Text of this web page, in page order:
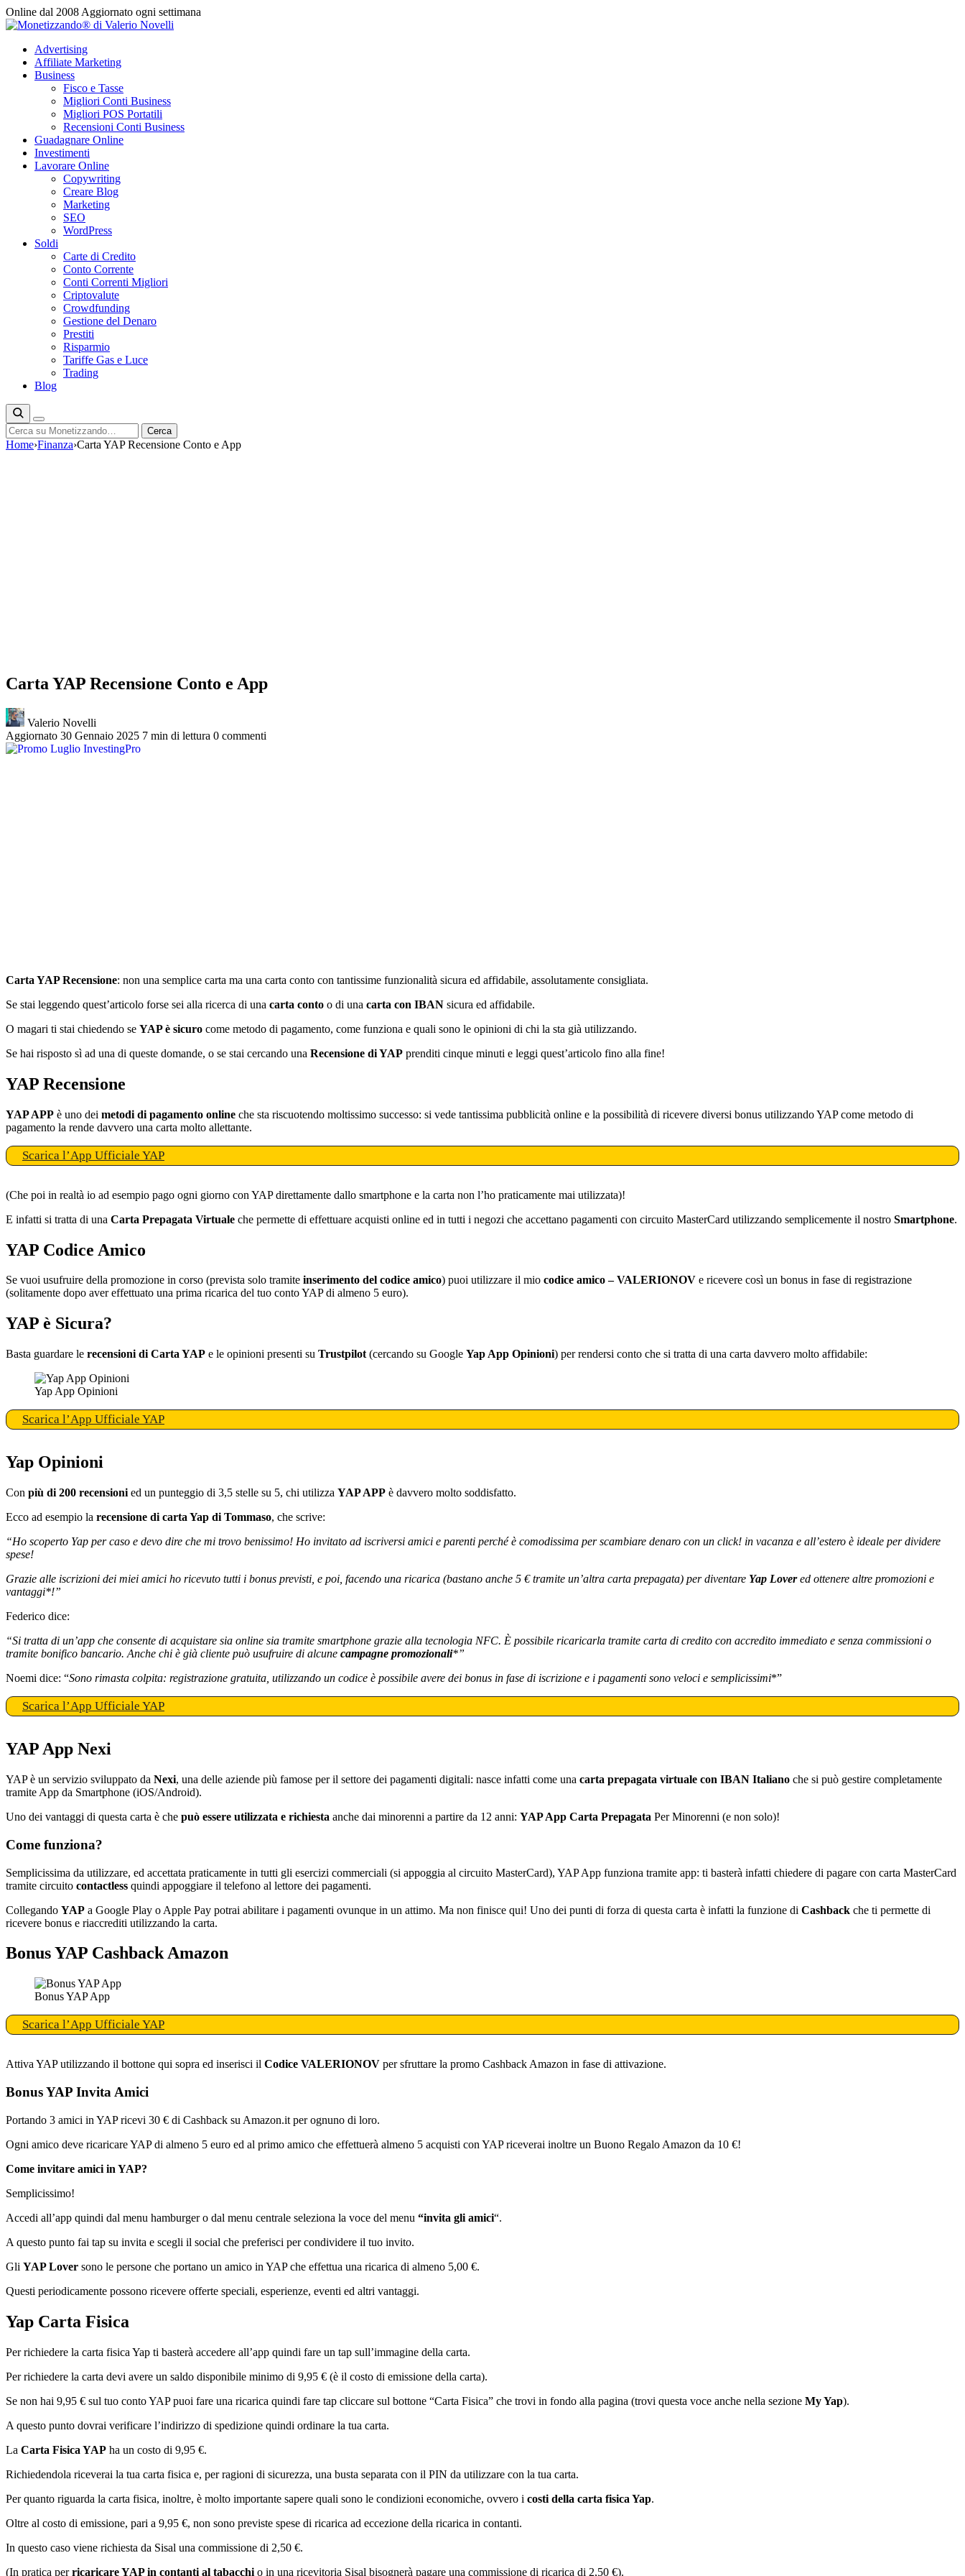
Vai
al
Online dal 2008 Aggiornato ogni settimana
Advertising
Affiliate Marketing
Business
Fisco e Tasse
Migliori Conti Business
Migliori POS Portatili
Recensioni Conti Business
Guadagnare Online
Investimenti
Lavorare Online
Copywriting
Creare Blog
Marketing
SEO
WordPress
Soldi
Carte di Credito
Conto Corrente
Conti Correnti Migliori
Criptovalute
Crowdfunding
Gestione del Denaro
Prestiti
Risparmio
Tariffe Gas e Luce
Trading
Blog
Cerca Cerca
Home›Finanza›Carta YAP Recensione Conto e App
Carta YAP Recensione Conto e App
Valerio Novelli
Aggiornato 30 Gennaio 2025 7 min di lettura 0 commenti
Carta YAP Recensione: non una semplice carta ma una carta conto con tantissime funzionalità sicura ed affidabile, assolutamente consigliata.
Se stai leggendo quest’articolo forse sei alla ricerca di una carta conto o di una carta con IBAN sicura ed affidabile.
O magari ti stai chiedendo se YAP è sicuro come metodo di pagamento, come funziona e quali sono le opinioni di chi la sta già utilizzando.
Se hai risposto sì ad una di queste domande, o se stai cercando una Recensione di YAP prenditi cinque minuti e leggi quest’articolo fino alla fine!
YAP Recensione
YAP APP è uno dei metodi di pagamento online che sta riscuotendo moltissimo successo: si vede tantissima pubblicità online e la possibilità di ricevere diversi bonus utilizzando YAP come metodo di
pagamento la rende davvero una carta molto allettante.
Scarica l’App Ufficiale YAP
(Che poi in realtà io ad esempio pago ogni giorno con YAP direttamente dallo smartphone e la carta non l’ho praticamente mai utilizzata)!
E infatti si tratta di una Carta Prepagata Virtuale che permette di effettuare acquisti online ed in tutti i negozi che accettano pagamenti con circuito MasterCard utilizzando semplicemente il nostro Smartphone.
YAP Codice Amico
Se vuoi usufruire della promozione in corso (prevista solo tramite inserimento del codice amico) puoi utilizzare il mio codice amico – VALERIONOV e ricevere così un bonus in fase di registrazione
(solitamente dopo aver effettuato una prima ricarica del tuo conto YAP di almeno 5 euro).
YAP è Sicura?
Basta guardare le recensioni di Carta YAP e le opinioni presenti su Trustpilot (cercando su Google Yap App Opinioni) per rendersi conto che si tratta di una carta davvero molto affidabile:
Yap App Opinioni
Scarica l’App Ufficiale YAP
Yap Opinioni
Con più di 200 recensioni ed un punteggio di 3,5 stelle su 5, chi utilizza YAP APP è davvero molto soddisfatto.
Ecco ad esempio la recensione di carta Yap di Tommaso, che scrive:
“Ho scoperto Yap per caso e devo dire che mi trovo benissimo! Ho invitato ad iscriversi amici e parenti perché è comodissima per scambiare denaro con un click! in vacanza e all’estero è ideale per dividere
spese!
Grazie alle iscrizioni dei miei amici ho ricevuto tutti i bonus previsti, e poi, facendo una ricarica (bastano anche 5 € tramite un’altra carta prepagata) per diventare Yap Lovered ottenere altre promozioni e
vantaggi*!”
Federico dice:
“Si tratta di un’app che consente di acquistare sia online sia tramite smartphone grazie alla tecnologia NFC. È possibile ricaricarla tramite carta di credito con accredito immediato e senza commissioni o
tramite bonifico bancario. Anche chi è già cliente può usufruire di alcune campagne promozionali*”
Noemi dice: “Sono rimasta colpita: registrazione gratuita, utilizzando un codice è possibile avere dei bonus in fase di iscrizione e i pagamenti sono veloci e semplicissimi*”
Scarica l’App Ufficiale YAP
YAP App Nexi
YAP è un servizio sviluppato da Nexi, una delle aziende più famose per il settore dei pagamenti digitali: nasce infatti come una carta prepagata virtuale con IBAN Italiano che si può gestire completamente
tramite App da Smartphone (iOS/Android).
Uno dei vantaggi di questa carta è che può essere utilizzata e richiesta anche dai minorenni a partire da 12 anni: YAP App Carta Prepagata Per Minorenni (e non solo)!
Come funziona?
Semplicissima da utilizzare, ed accettata praticamente in tutti gli esercizi commerciali (si appoggia al circuito MasterCard), YAP App funziona tramite app: ti basterà infatti chiedere di pagare con carta MasterCard
tramite circuito contactless quindi appoggiare il telefono al lettore dei pagamenti.
Collegando YAP a Google Play o Apple Pay potrai abilitare i pagamenti ovunque in un attimo. Ma non finisce qui! Uno dei punti di forza di questa carta è infatti la funzione di Cashback che ti permette di
ricevere bonus e riaccrediti utilizzando la carta.
Bonus YAP Cashback Amazon
Bonus YAP App
Scarica l’App Ufficiale YAP
Attiva YAP utilizzando il bottone qui sopra ed inserisci il Codice VALERIONOV per sfruttare la promo Cashback Amazon in fase di attivazione.
Bonus YAP Invita Amici
Portando 3 amici in YAP ricevi 30 € di Cashback su Amazon.it per ognuno di loro.
Ogni amico deve ricaricare YAP di almeno 5 euro ed al primo amico che effettuerà almeno 5 acquisti con YAP riceverai inoltre un Buono Regalo Amazon da 10 €!
Come invitare amici in YAP?
Semplicissimo!
Accedi all’app quindi dal menu hamburger o dal menu centrale seleziona la voce del menu “invita gli amici“.
A questo punto fai tap su invita e scegli il social che preferisci per condividere il tuo invito.
Gli YAP Lover sono le persone che portano un amico in YAP che effettua una ricarica di almeno 5,00 €.
Questi periodicamente possono ricevere offerte speciali, esperienze, eventi ed altri vantaggi.
Yap Carta Fisica
Per richiedere la carta fisica Yap ti basterà accedere all’app quindi fare un tap sull’immagine della carta.
Per richiedere la carta devi avere un saldo disponibile minimo di 9,95 € (è il costo di emissione della carta).
Se non hai 9,95 € sul tuo conto YAP puoi fare una ricarica quindi fare tap cliccare sul bottone “Carta Fisica” che trovi in fondo alla pagina (trovi questa voce anche nella sezione My Yap).
A questo punto dovrai verificare l’indirizzo di spedizione quindi ordinare la tua carta.
La Carta Fisica YAP ha un costo di 9,95 €.
Richiedendola riceverai la tua carta fisica e, per ragioni di sicurezza, una busta separata con il PIN da utilizzare con la tua carta.
Per quanto riguarda la carta fisica, inoltre, è molto importante sapere quali sono le condizioni economiche, ovvero i costi della carta fisica Yap.
Oltre al costo di emissione, pari a 9,95 €, non sono previste spese di ricarica ad eccezione della ricarica in contanti.
In questo caso viene richiesta da Sisal una commissione di 2,50 €.
(In pratica perricaricare YAP in contanti al tabacchi o in una ricevitoria Sisal bisognerà pagare una commissione di ricarica di 2,50 €).